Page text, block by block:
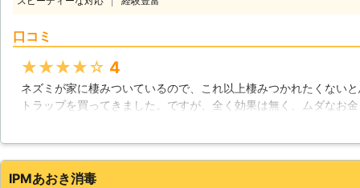
消し、安心して営業できる環境を
た罠などは、最初は警戒して避け
は引っかかりません。ねずみを駆
くぐり抜けた当社に是非ともお任せ
口コミ
★★★★★ 4
ネズミが家に棲みついているので、これ以上棲みつかれたくない
トラップを買ってきました。ですが、全く効果は無く、ムダなお
静岡県 牧之原市 2016年12月17日
IPMあおき消毒